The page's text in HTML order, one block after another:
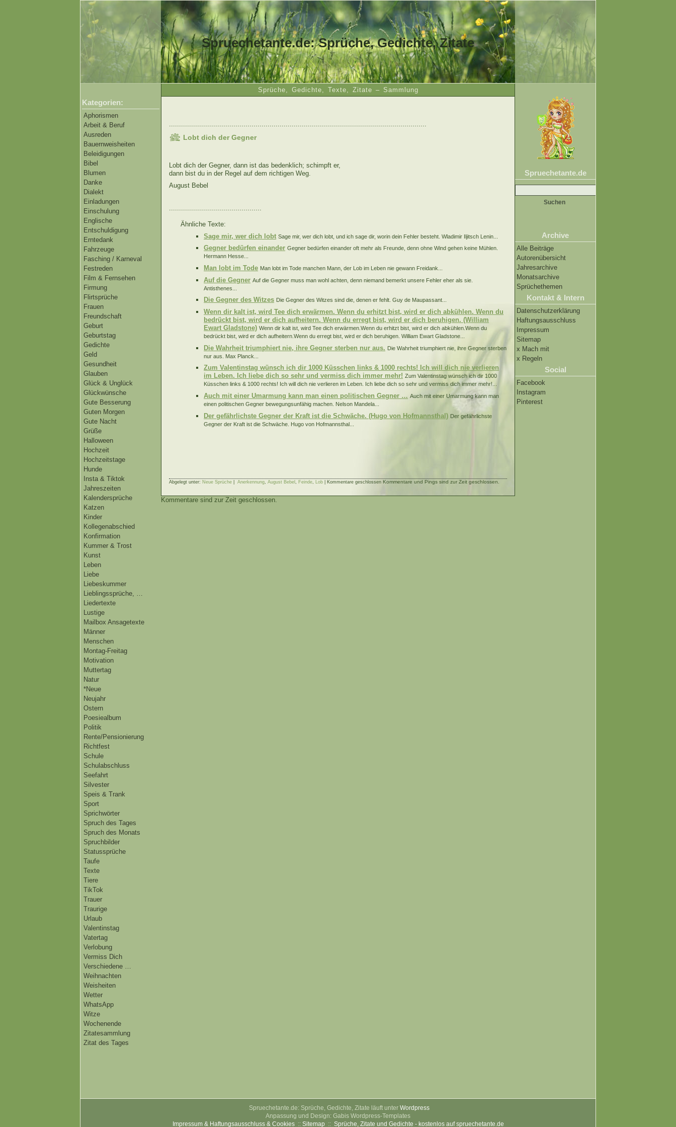
Spruechetante.de: Sprüche, Gedichte, Zitate
Sprüche, Gedichte, Texte, Zitate – Sammlung
Kategorien:
Aphorismen
Arbeit & Beruf
Ausreden
Bauernweisheiten
Beleidigungen
Bibel
Blumen
Danke
Dialekt
Einladungen
Einschulung
Englische
Entschuldigung
Erntedank
Fahrzeuge
Fasching / Karneval
Festreden
Film & Fernsehen
Firmung
Flirtsprüche
Frauen
Freundschaft
Geburt
Geburtstag
Gedichte
Geld
Gesundheit
Glauben
Glück & Unglück
Glückwünsche
Gute Besserung
Guten Morgen
Gute Nacht
Grüße
Halloween
Hochzeit
Hochzeitstage
Hunde
Insta & Tiktok
Jahreszeiten
Kalendersprüche
Katzen
Kinder
Kollegenabschied
Konfirmation
Kummer & Trost
Kunst
Leben
Liebe
Liebeskummer
Lieblingssprüche, …
Liedertexte
Lustige
Mailbox Ansagetexte
Männer
Menschen
Montag-Freitag
Motivation
Muttertag
Natur
*Neue
Neujahr
Ostern
Poesiealbum
Politik
Rente/Pensionierung
Richtfest
Schule
Schulabschluss
Seefahrt
Silvester
Speis & Trank
Sport
Sprichwörter
Spruch des Tages
Spruch des Monats
Spruchbilder
Statussprüche
Taufe
Texte
Tiere
TikTok
Trauer
Traurige
Urlaub
Valentinstag
Vatertag
Verlobung
Vermiss Dich
Verschiedene …
Weihnachten
Weisheiten
Wetter
WhatsApp
Witze
Wochenende
Zitatesammlung
Zitat des Tages
Spruechetante.de
Suche
nach:
Archive
Alle Beiträge
Autorenübersicht
Jahresarchive
Monatsarchive
Sprüchethemen
Kontakt & Intern
Datenschutzerklärung
Haftungsausschluss
Impressum
Sitemap
x Mach mit
x Regeln
Social
Facebook
Instagram
Pinterest
................................................................................................................................
Lobt dich der Gegner
Lobt dich der Gegner, dann ist das bedenklich; schimpft er,
dann bist du in der Regel auf dem richtigen Weg.
August Bebel
Ähnliche Texte:
Sage mir, wer dich lobt Sage mir, wer dich lobt, und ich sage dir, worin dein Fehler besteht. Wladimir Iljitsch Lenin...
Gegner bedürfen einander Gegner bedürfen einander oft mehr als Freunde, denn ohne Wind gehen keine Mühlen.
Hermann Hesse...
Man lobt im Tode Man lobt im Tode manchen Mann, der Lob im Leben nie gewann Freidank...
Auf die Gegner Auf die Gegner muss man wohl achten, denn niemand bemerkt unsere Fehler eher als sie.
Antisthenes...
Die Gegner des Witzes Die Gegner des Witzes sind die, denen er fehlt. Guy de Maupassant...
Wenn dir kalt ist, wird Tee dich erwärmen. Wenn du erhitzt bist, wird er dich abkühlen. Wenn du
bedrückt bist, wird er dich aufheitern. Wenn du erregt bist, wird er dich beruhigen. (William
Ewart Gladstone) Wenn dir kalt ist, wird Tee dich erwärmen.Wenn du erhitzt bist, wird er dich abkühlen.Wenn du
bedrückt bist, wird er dich aufheitern.Wenn du erregt bist, wird er dich beruhigen. William Ewart Gladstone...
Die Wahrheit triumphiert nie, ihre Gegner sterben nur aus. Die Wahrheit triumphiert nie, ihre Gegner sterben
nur aus. Max Planck...
Zum Valentinstag wünsch ich dir 1000 Küsschen links & 1000 rechts! Ich will dich nie verlieren
im Leben. Ich liebe dich so sehr und vermiss dich immer mehr! Zum Valentinstag wünsch ich dir 1000
Küsschen links & 1000 rechts! Ich will dich nie verlieren im Leben. Ich liebe dich so sehr und vermiss dich immer mehr!...
Auch mit einer Umarmung kann man einen politischen Gegner … Auch mit einer Umarmung kann man
einen politischen Gegner bewegungsunfähig machen. Nelson Mandela...
Der gefährlichste Gegner der Kraft ist die Schwäche. (Hugo von Hofmannsthal) Der gefährlichste
Gegner der Kraft ist die Schwäche. Hugo von Hofmannsthal...
Abgelegt unter: Neue Sprüche Anerkennung, August Bebel , Feinde, Lob Kommentare geschlossen Kommentare und Pings sind zur Zeit geschlossen.
Kommentare sind zur Zeit geschlossen.
Spruechetante.de: Sprüche, Gedichte, Zitate läuft unter Wordpress
Anpassung und Design: Gabis Wordpress-Templates
Impressum & Haftungsausschluss & Cookies:: Sitemap :: Sprüche, Zitate und Gedichte - kostenlos auf spruechetante.de